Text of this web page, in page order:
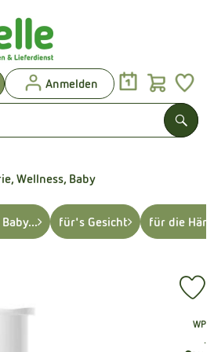
Anmelden
öffnen oder
Wellness, Baby
für's Gesicht für die
, Verband:
WP
,
.